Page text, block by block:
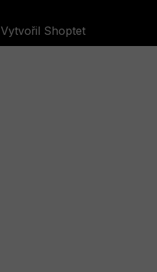
Vytvořil Shoptet